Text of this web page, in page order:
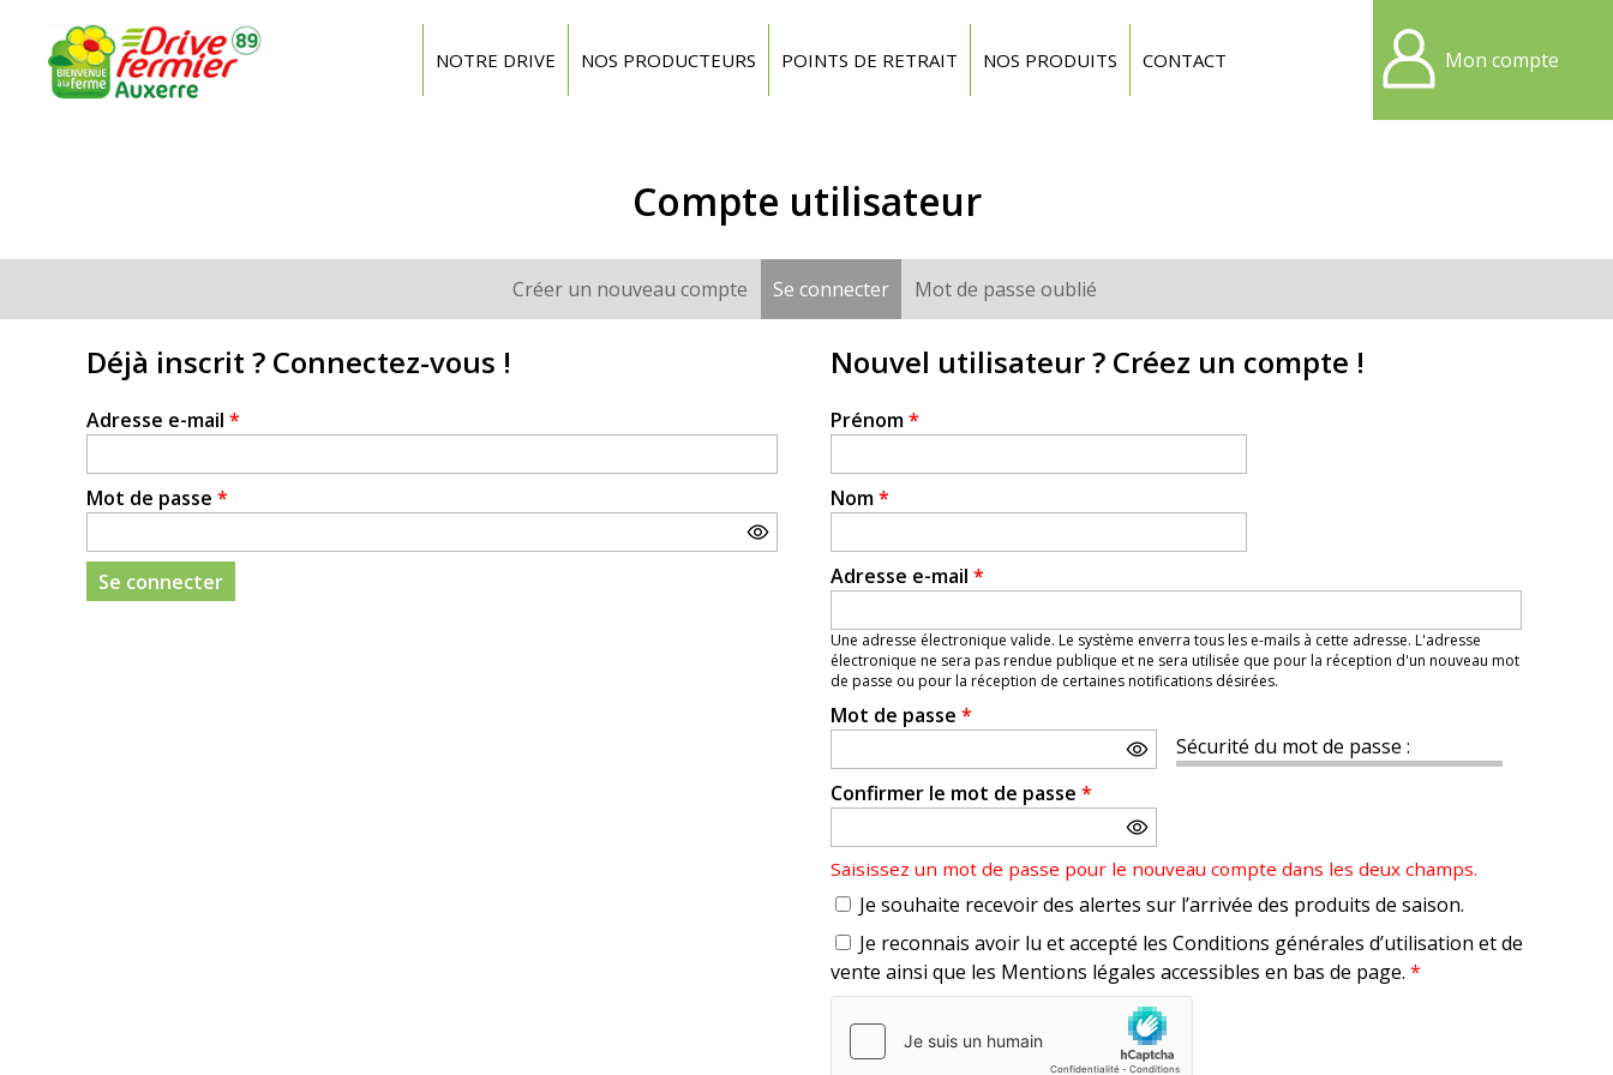
NOTRE DRIVE NOS PRODUCTEURS POINTS DE RETRAIT NOS PRODUITS CONTACT Mon compte
Compte utilisateur
principaux
Créer un nouveau compte Se connecter (onglet actif)
Mot de passe oublié
Déjà inscrit ? Connectez-vous !
Adresse e-mail *
Mot de passe *
Nouvel utilisateur ? Créez un compte !
Prénom*
Nom*
Adresse e-mail *
Une adresse électronique valide. Le système enverra tous les e-mails à cette adresse. L'adresse
électronique ne sera pas rendue publique et ne sera utilisée que pour la réception d'un nouveau mot
de passe ou pour la réception de certaines notifications désirées.
Mot de passe *
Sécurité du mot de passe :
Confirmer le mot de passe *
Saisissez un mot de passe pour le nouveau compte dans les deux champs.
Je souhaite recevoir des alertes sur l’arrivée des produits de saison.
Je reconnais avoir lu et accepté les Conditions générales d’utilisation et de
vente ainsi que les Mentions légales accessibles en bas de page. *